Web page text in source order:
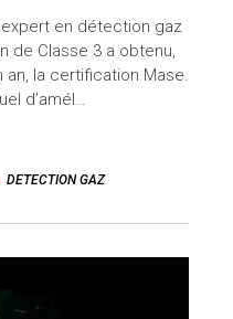
en détection gaz
de Classe 3 a obtenu,
an, la certification Mase.
d’amél…
DETECTION GAZ